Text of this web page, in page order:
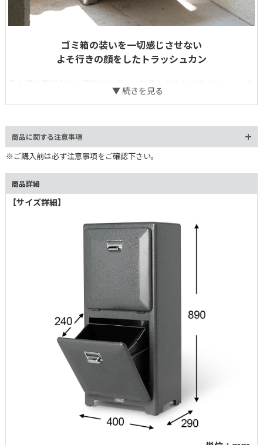
ゴミ箱の装いを一切感じさせない
よそ行きの顔をしたトラッシュカン
デザインは空間の印象を変えるほどの存在感を放ちます。インテリ
アに馴染ませるも良し。アクセントにするも良し。ゴミ箱の枠には
視覚的アクセントになるディテール
商品に関する注意事項
※ご購入前は必ず注意事項をご確認下さい。
商品詳細
【サイズ詳細】